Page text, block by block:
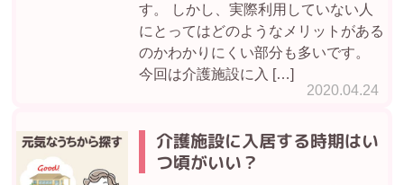
2020.04.24
す。 しかし、実際利用していない人
にとってはどのようなメリットがある
のかわかりにくい部分も多いです。
今回は介護施設に入 […]
介護施設に入居する時期はい
つ頃がいい？